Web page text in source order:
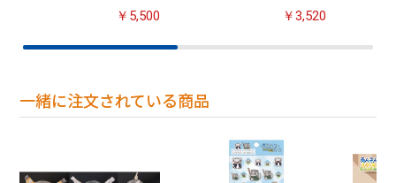
￥5,500 ￥3,520
一緒に注文されている商品